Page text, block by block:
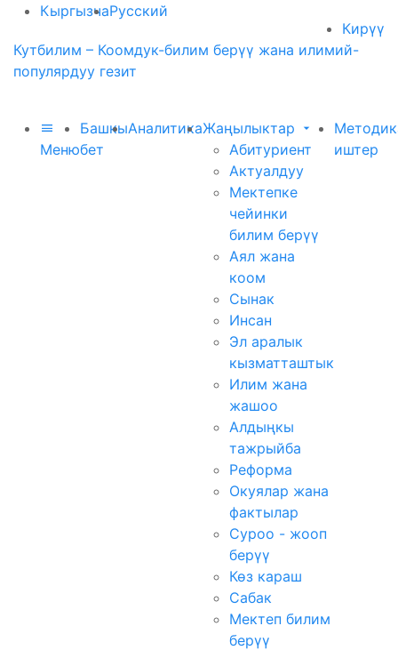
КыргызчаРусский
Кирүү
Кутбилим – Коомдук-билим берүү жана илимий-
популярдуу гезит
Меню
Башкы
бет
АналитикаЖаңылыктар
Абитуриент
Актуалдуу
Мектепке
чейинки
билим берүү
Аял жана
коом
Сынак
Инсан
Эл аралык
кызматташтык
Илим жана
жашоо
Алдыңкы
тажрыйба
Реформа
Окуялар жана
фактылар
Суроо - жооп
берүү
Көз караш
Сабак
Мектеп билим
берүү
иштер